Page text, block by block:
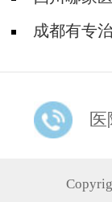
痫还能上学吗
成都有专
医